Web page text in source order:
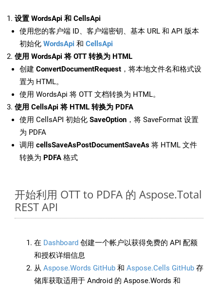
设置 WordsApi 和 CellsApi
使用您的客户端 ID、客户端密钥、基本 URL 和 API 版本
初始化 WordsApi 和 CellsApi
使用 WordsApi 将 OTT 转换为 HTML
创建 ConvertDocumentRequest ，将本地文件名和格式设
置为 HTML。
使用 WordsApi 将 OTT 文档转换为 HTML。
使用 CellsApi 将 HTML 转换为 PDFA
使用 CellsAPI 初始化 SaveOption ，将 SaveFormat 设置
为 PDFA
调用 cellsSaveAsPostDocumentSaveAs 将 HTML 文件
转换为 PDFA 格式
开始利用 OTT to PDFA 的 Aspose.Total
REST API
在 Dashboard 创建一个帐户以获得免费的 API 配额
和授权详细信息
从 Aspose.Words GitHub 和 Aspose.Cells GitHub 存
储库获取适用于 Android 的 Aspose.Words 和